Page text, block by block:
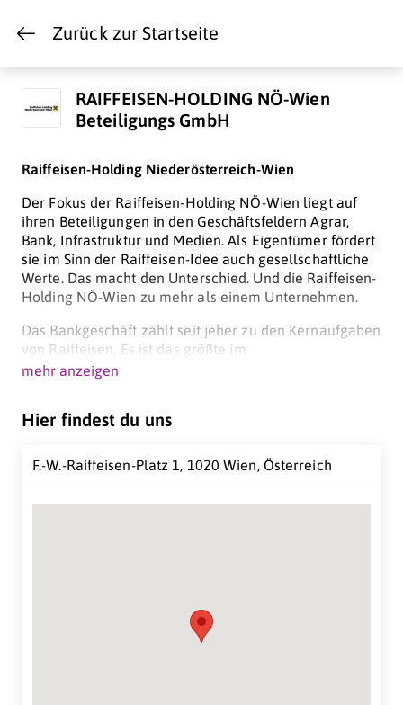
Zurück zur Startseite
RAIFFEISEN-HOLDING NÖ-Wien
Beteiligungs GmbH
Raiffeisen-Holding Niederösterreich-Wien
Der Fokus der Raiffeisen-Holding NÖ-Wien liegt auf
ihren Beteiligungen in den Geschäftsfeldern Agrar,
Bank, Infrastruktur und Medien. Als Eigentümer fördert
sie im Sinn der Raiffeisen-Idee auch gesellschaftliche
Werte. Das macht den Unterschied. Und die Raiffeisen-
Holding NÖ-Wien zu mehr als einem Unternehmen.
Das Bankgeschäft zählt seit jeher zu den Kernaufgaben
von Raiffeisen. Es ist das größte im
Beteiligungsportfolio der Raiffeisen-Holding NÖ-Wien:
selbstständigen niederösterreichischen
Raiffeisenbanken, ist die Raiffeisen-Holding NÖ-Wien
NÖ-Wien steht österreichweit für eine
Bruttowertschöpfung von mehr als 1,6 Milliarden Euro
und rund 12.000 Arbeitsplätze.
mehr anzeigen
Hier findest du uns
F.-W.-Raiffeisen-Platz 1, 1020 Wien, Österreich